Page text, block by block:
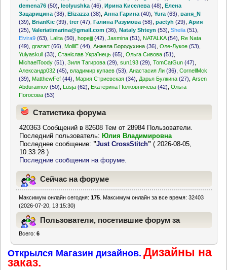
demena76 (50) ,leolyushka (46) ,Ирина Киселева (48) ,Елена
Зацарицина (38) ,Elizazza (38) ,Анна Гарина (40) ,Yura (63) ,ваня_N
(39) ,BrianKic (39) ,trer(47) ,Галина Разумова (58) ,pactyh (29) ,Ария
(25) ,Valeriatimarina@gmail.com (36) ,Nataly Shteyn (53) ,Sheila (51)
Elvira9 (63) Lalita (50) ,hopejjj (42) ,Jasmina (51) NATALKA(54)
Re Nata
(49) ,grazart (66) MolliE (44) ,Анжела Бородухина (36) ,Оле-Лукое (53)
Yulyaskull (33) ,Станіслав Українець (65) ,Ольга Сивова (51)
MichaelToody (51) ,Зиля Тагирова (29) ,sun193 (29) ,TomCatGun (47)
Александр032 (45) ,владимир купаев (53) ,Анастасия Ли (36) ,CornellMck
(39)
MatthewFef (44) Мария Стриевская (34) Дарья Булкина (27) ,Arsen
Abduraimov (50) Lusja (62) Екатерина Полковничева (42) ,Ольга
Погосова (53)
Статистика форума
420363 Сообщений в 82608 Тем от 28984 Пользователи.
Последний пользователь: Юлия Владимировна
Последнее сообщение:"Just CrossStitch" ( 2026-08-05,
10:33:28 )
Последние сообщения на форуме.
Сейчас на форуме
Максимум онлайн сегодня:175 . Максимум онлайн за все время: 32403
(2026-07-20, 13:15:30)
Пользователи, посетившие форум за
Всего:6
Открылся Магазин дизайнов. Дизайны на
заказ.